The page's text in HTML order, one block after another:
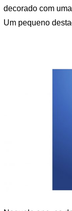
decorado com
Um pequeno